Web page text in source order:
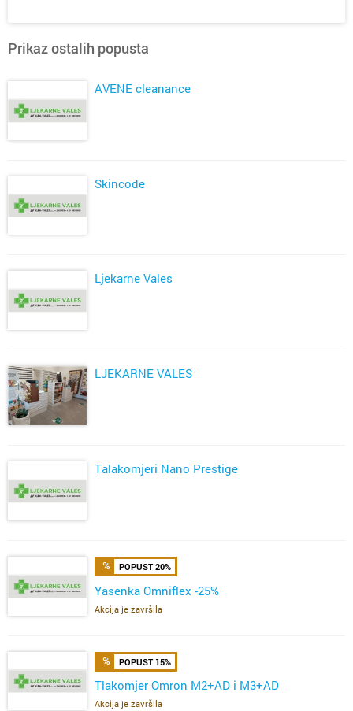
Prikaz ostalih popusta
AVENE cleanance
Skincode
Ljekarne Vales
LJEKARNE VALES
Talakomjeri Nano Prestige
POPUST 20%
Yasenka Omniflex -25%
Akcija je završila
POPUST 15%
Tlakomjer Omron M2+AD i M3+AD
Akcija je završila